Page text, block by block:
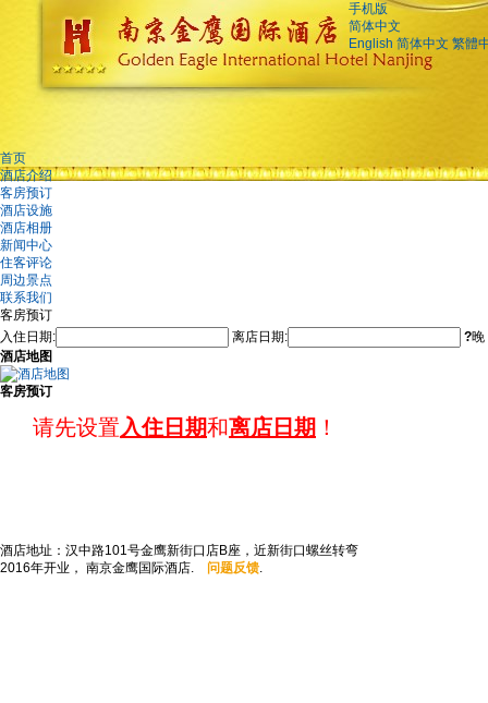
手机版
简体中文
English 简体中文 繁體
首页
酒店介绍
客房预订
酒店设施
酒店相册
新闻中心
住客评论
周边景点
联系我们
客房预订
入住日期:
离店日期: ?晚
酒店地图
客房预订
请先设置入住日期和离店日期 ！
酒店地址：汉中路101号金鹰新街口店B座，近新街口螺丝转弯
2016年开业， 南京金鹰国际酒店. 问题反馈.